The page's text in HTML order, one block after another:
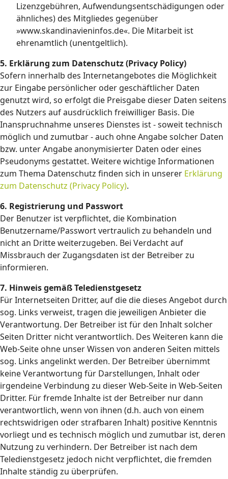
Lizenzgebühren, Aufwendungsentschädigungen oder
ähnliches) des Mitgliedes gegenüber
»www.skandinavieninfos.de«. Die Mitarbeit ist
ehrenamtlich (unentgeltlich).
5. Erklärung zum Datenschutz (Privacy Policy)
Sofern innerhalb des Internetangebotes die Möglichkeit
zur Eingabe persönlicher oder geschäftlicher Daten
genutzt wird, so erfolgt die Preisgabe dieser Daten seitens
des Nutzers auf ausdrücklich freiwilliger Basis. Die
Inanspruchnahme unseres Dienstes ist - soweit technisch
möglich und zumutbar - auch ohne Angabe solcher Daten
bzw. unter Angabe anonymisierter Daten oder eines
Pseudonyms gestattet. Weitere wichtige Informationen
zum Thema Datenschutz finden sich in unserer Erklärung
zum Datenschutz (Privacy Policy).
6. Registrierung und Passwort
Der Benutzer ist verpflichtet, die Kombination
Benutzername/Passwort vertraulich zu behandeln und
nicht an Dritte weiterzugeben. Bei Verdacht auf
Missbrauch der Zugangsdaten ist der Betreiber zu
informieren.
7. Hinweis gemäß Teledienstgesetz
Für Internetseiten Dritter, auf die die dieses Angebot durch
sog. Links verweist, tragen die jeweiligen Anbieter die
Verantwortung. Der Betreiber ist für den Inhalt solcher
Seiten Dritter nicht verantwortlich. Des Weiteren kann die
Web-Seite ohne unser Wissen von anderen Seiten mittels
sog. Links angelinkt werden. Der Betreiber übernimmt
keine Verantwortung für Darstellungen, Inhalt oder
irgendeine Verbindung zu dieser Web-Seite in Web-Seiten
Dritter. Für fremde Inhalte ist der Betreiber nur dann
verantwortlich, wenn von ihnen (d.h. auch von einem
rechtswidrigen oder strafbaren Inhalt) positive Kenntnis
vorliegt und es technisch möglich und zumutbar ist, deren
Nutzung zu verhindern. Der Betreiber ist nach dem
Teledienstgesetz jedoch nicht verpflichtet, die fremden
Inhalte ständig zu überprüfen.